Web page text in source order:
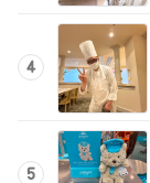
4
5